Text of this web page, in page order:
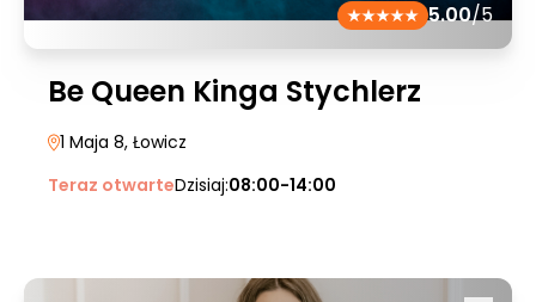
5.00/5
Be Queen Kinga Stychlerz
1 Maja 8, Łowicz
Teraz otwarteDzisiaj:08:00-14:00